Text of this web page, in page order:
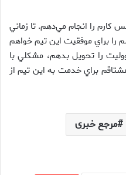
كارم را انجام مي‌دهم. تا زماني
را براي موفقيت اين تيم خواهم
را تحويل بدهم، مشكلي با
براي خدمت به اين تيم از
مرجع خبری